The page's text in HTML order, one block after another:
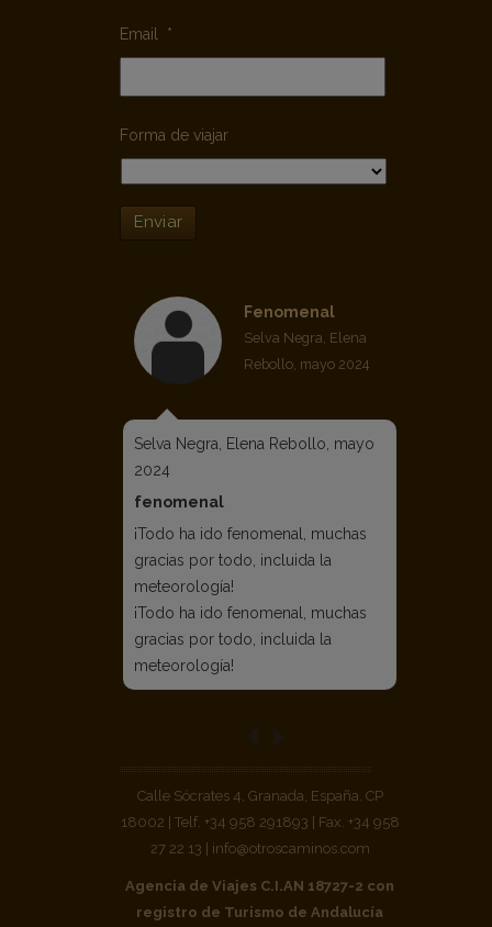
Email *
Forma de viajar
Enviar
Fenomenal
Selva Negra, Elena
Rebollo, mayo 2024
Selva Negra, Elena Rebollo, mayo
2024
fenomenal
¡Todo ha ido fenomenal, muchas
gracias por todo, incluida la
meteorología!
¡Todo ha ido fenomenal, muchas
gracias por todo, incluida la
meteorología!
Calle Sócrates 4, Granada, España. CP
18002 | Telf. +34 958 291893 | Fax. +34 958
27 22 13 | info@otroscaminos.com
Agencia de Viajes C.I.AN 18727-2 con
registro de Turismo de Andalucía